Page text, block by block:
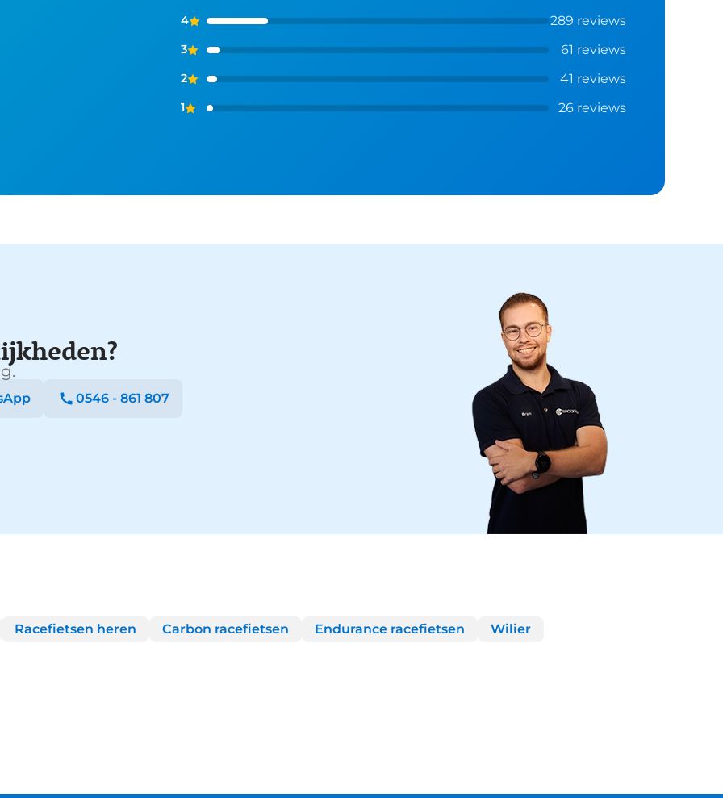
4 289 reviews
3 61 reviews
2 41 reviews
1 26 reviews
0546 - 861 807
Racefietsen heren Carbon racefietsen Endurance racefietsen
Wilier